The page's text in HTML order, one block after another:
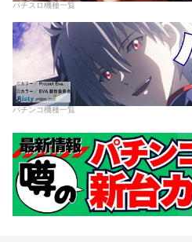
パチスロ機種一覧
パチンコ機種一覧